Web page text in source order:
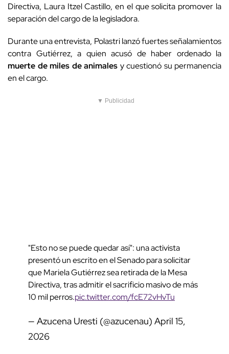
Directiva, Laura Itzel Castillo, en el que solicita promover la
separación del cargo de la legisladora.
Durante una entrevista, Polastri lanzó fuertes señalamientos
contra Gutiérrez, a quien acusó de haber ordenado la
muerte de miles de animales y cuestionó su permanencia
en el cargo.
▼ Publicidad
"Esto no se puede quedar así": una activista
presentó un escrito en el Senado para solicitar
que Mariela Gutiérrez sea retirada de la Mesa
Directiva, tras admitir el sacrificio masivo de más
10 mil perros.pic.twitter.com/fcE72vHvTu
— Azucena Uresti (@azucenau) April 15,
2026